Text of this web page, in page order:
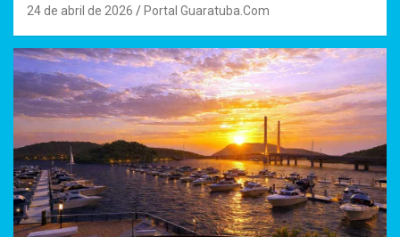
24 de abril de 2026 Portal Guaratuba.Com